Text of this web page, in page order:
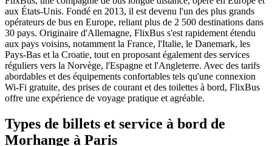
aux États-Unis. Fondé en 2013, il est devenu l'un des plus grands
opérateurs de bus en Europe, reliant plus de 2 500 destinations dans
30 pays. Originaire d'Allemagne, FlixBus s'est rapidement étendu
aux pays voisins, notamment la France, l'Italie, le Danemark, les
Pays-Bas et la Croatie, tout en proposant également des services
réguliers vers la Norvège, l'Espagne et l'Angleterre. Avec des tarifs
abordables et des équipements confortables tels qu'une connexion
Wi-Fi gratuite, des prises de courant et des toilettes à bord, FlixBus
offre une expérience de voyage pratique et agréable.
Types de billets et service à bord de
Morhange à Paris